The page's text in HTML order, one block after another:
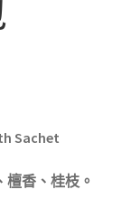
Sachet
香、桂枝。